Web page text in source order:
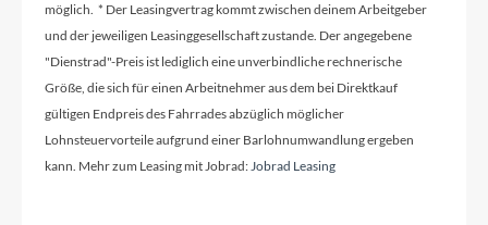
Ergonomischer Sitz mit Kniemulde
möglich. * Der Leasingvertrag kommt zwischen deinem Arbeitgeber
und der jeweiligen Leasinggesellschaft zustande. Der angegebene
"Dienstrad"-Preis ist lediglich eine unverbindliche rechnerische
Größe, die sich für einen Arbeitnehmer aus dem bei Direktkauf
gültigen Endpreis des Fahrrades abzüglich möglicher
Lohnsteuervorteile aufgrund einer Barlohnumwandlung ergeben
kann. Mehr zum Leasing mit Jobrad:Jobrad Leasing